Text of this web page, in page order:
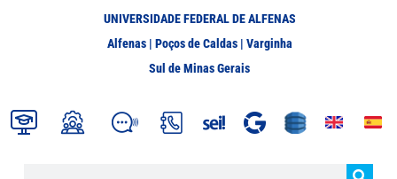
UNIVERSIDADE FEDERAL DE ALFENAS
Alfenas | Poços de Caldas | Varginha
Sul de Minas Gerais